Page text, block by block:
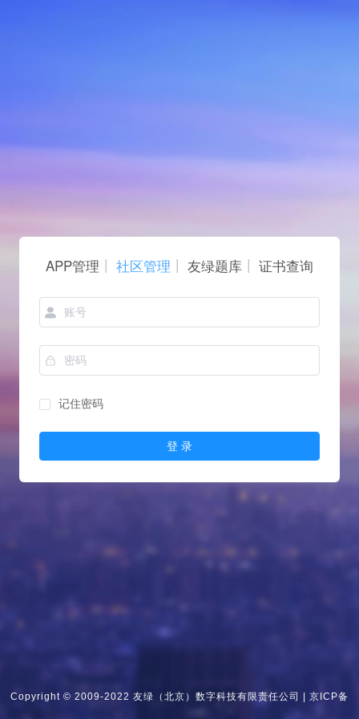
APP管理 | 社区管理 | 友绿题库 | 证书查询
记住密码
登 录
Copyright © 2009-2022 友绿（北京）数字科技有限责任公司 | 京ICP备